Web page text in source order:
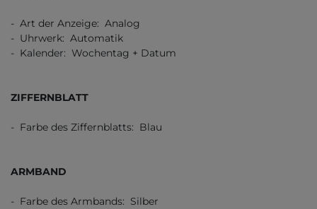
- Art der Anzeige: Analog
- Uhrwerk: Automatik
- Kalender: Wochentag + Datum
ZIFFERNBLATT
- Farbe des Ziffernblatts: Blau
ARMBAND
- Farbe des Armbands: Silber